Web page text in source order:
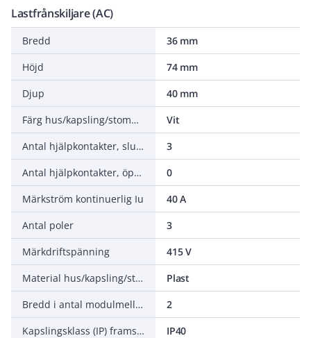
Lastfrånskiljare (AC)
Bredd
36 mm
Höjd
74 mm
Djup
40 mm
Färg hus/kapsling/stomme
Vit
Antal hjälpkontakter, slutande (NO - normalt öppna)
3
Antal hjälpkontakter, öppnande (NC - normalt stängda)
0
Märkström kontinuerlig Iu
40 A
Antal poler
3
Märkdriftspänning
415 V
Material hus/kapsling/stomme
Plast
Bredd i antal modulmellanrum
2
Kapslingsklass (IP) framsida
IP40